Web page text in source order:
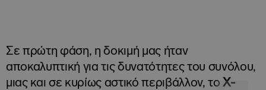
Σε πρώτη φάση, η δοκιμή μας ήταν
αποκαλυπτική για τις δυνατότητες του συνόλου,
μιας και σε κυρίως αστικό περιβάλλον, τοX-